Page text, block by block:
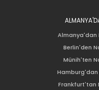
Almanya'dan
Berlin'den
Münih'ten
Hamburg'dan
Frankfurt'tan